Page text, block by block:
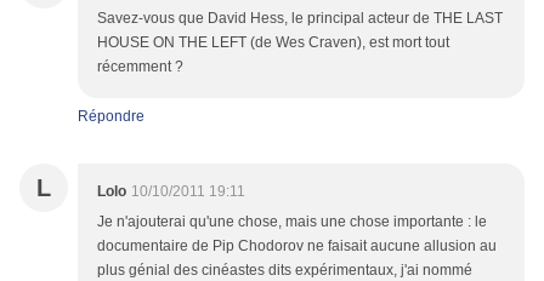
Savez-vous que David Hess, le principal acteur de THE LAST
HOUSE ON THE LEFT (de Wes Craven), est mort tout
récemment ?
Répondre
L Lolo 10/10/2011 19:11
Je n'ajouterai qu'une chose, mais une chose importante : le
documentaire de Pip Chodorov ne faisait aucune allusion au
plus génial des cinéastes dits expérimentaux, j'ai nommé